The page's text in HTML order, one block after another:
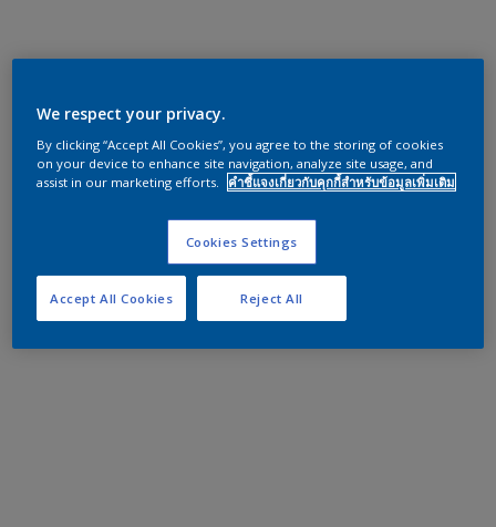
We respect your privacy.
By clicking “Accept All Cookies”, you agree to the storing of cookies
on your device to enhance site navigation, analyze site usage, and
assist in our marketing efforts.
คำชี้แจงเกี่ยวกับคุกกี้สำหรับข้อมูลเพิ่มเติม
Cookies Settings
Reject All
Accept All Cookies